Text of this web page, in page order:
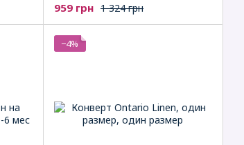
1 324 грн
959 грн
−4%